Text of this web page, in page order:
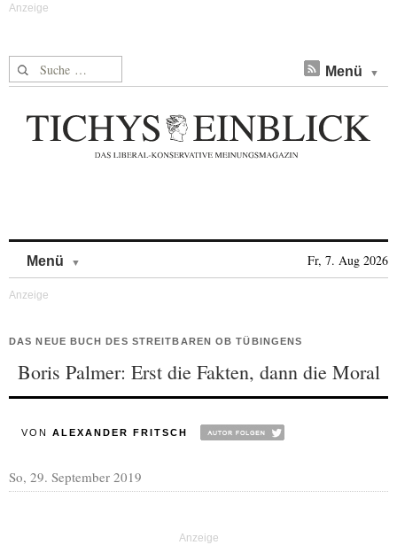
Suche nach: Menü
Menü Fr, 7. Aug 2026
DAS NEUE BUCH DES STREITBAREN OB TÜBINGENS
Boris Palmer: Erst die Fakten, dann die Moral
VON ALEXANDER FRITSCH
So, 29. September 2019